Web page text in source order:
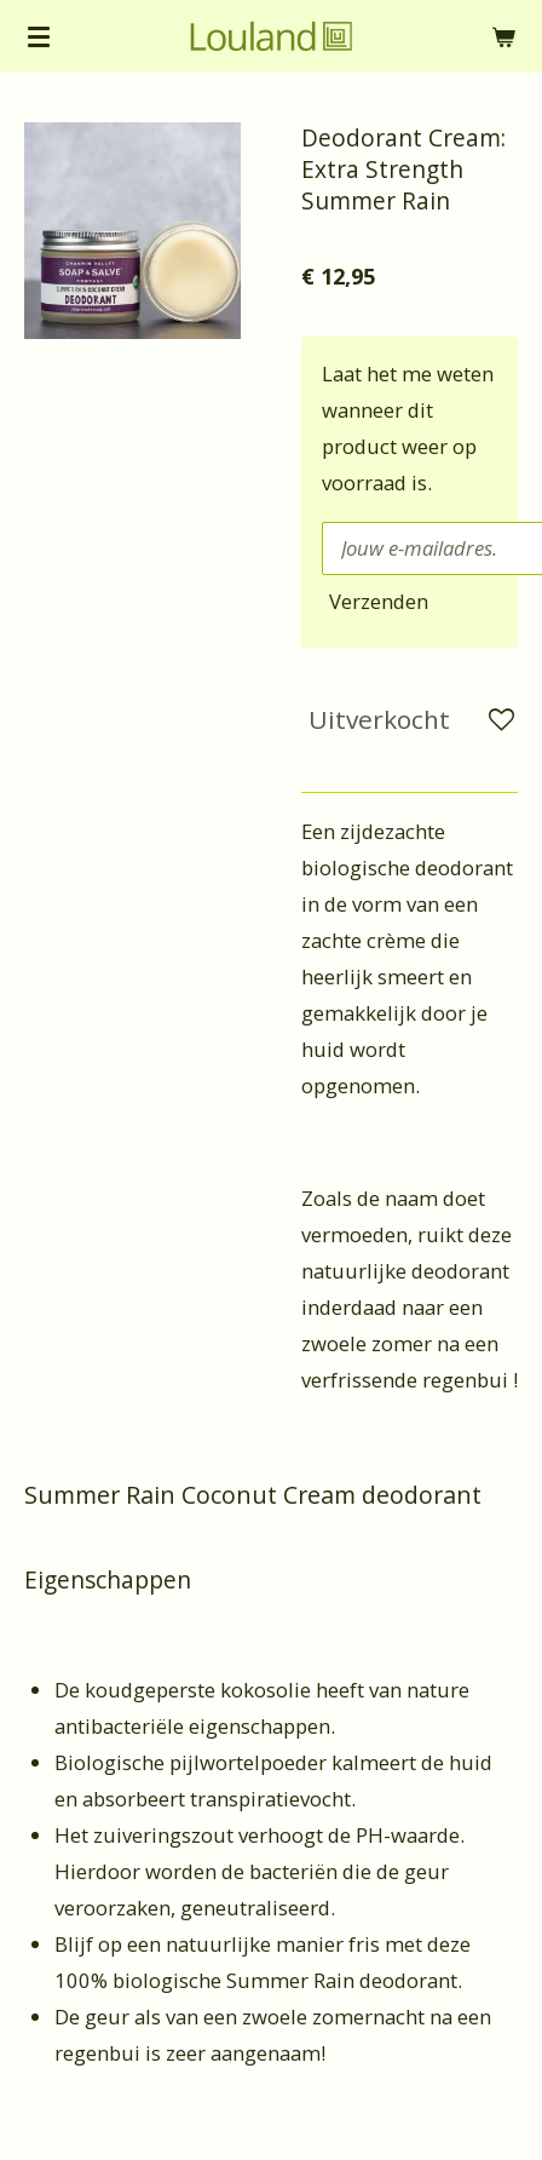
Ga
Deodorant Cream:
Extra Strength
Summer Rain
€ 12,95
Laat het me weten
wanneer dit
product weer op
voorraad is.
Verzenden
Uitverkocht
Een zijdezachte
biologische deodorant
in de vorm van een
zachte crème die
heerlijk smeert en
gemakkelijk door je
huid wordt
opgenomen.
Zoals de naam doet
vermoeden, ruikt deze
natuurlijke deodorant
inderdaad naar een
zwoele zomer na een
verfrissende regenbui !
Summer Rain Coconut Cream deodorant
Eigenschappen
De koudgeperste kokosolie heeft van nature
antibacteriële eigenschappen.
Biologische pijlwortelpoeder kalmeert de huid
en absorbeert transpiratievocht.
Het zuiveringszout verhoogt de PH-waarde.
Hierdoor worden de bacteriën die de geur
veroorzaken, geneutraliseerd.
Blijf op een natuurlijke manier fris met deze
100% biologische Summer Rain deodorant.
De geur als van een zwoele zomernacht na een
regenbui is zeer aangenaam!